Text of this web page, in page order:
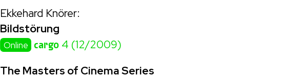
Ekkehard Knörer:
Bildstörung
Online cargo 4 (12/2009)
The Masters of Cinema Series